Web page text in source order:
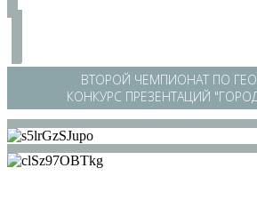
ВТОРОЙ ЧЕМПИОНАТ ПО
КОНКУРС ПРЕЗЕНТАЦИЙ